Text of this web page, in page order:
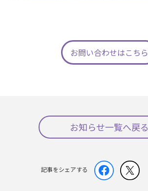
お問い合わせはこちら
お知らせ一覧へ戻る
記事をシェアする